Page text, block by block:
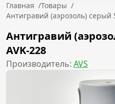
Главная /Товары /
Антигравий (аэрозоль) серый
Антигравий
AVK-228
Производитель: AVS